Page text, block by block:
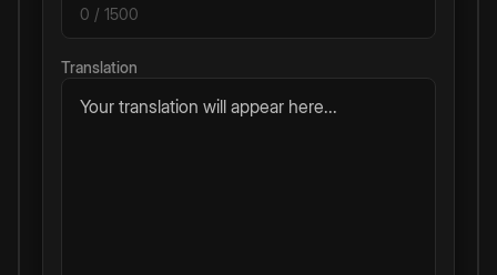
0 / 1500
Translation
Your translation will appear here...